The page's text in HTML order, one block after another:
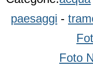
paesaggi -
Foto